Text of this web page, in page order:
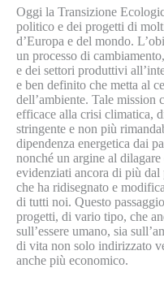
Oggi la Transizione
politico e dei progetti di
d’Europa e del mondo.
un processo di
e dei settori produttivi
e ben definito che metta al
dell’ambiente. Tale mission
efficace alla crisi climatica,
stringente e non più
dipendenza energetica dai
nonché un argine al
evidenziati ancora di più dal
che ha ridisegnato e
di tutti noi. Questo
progetti, di vario tipo, che
sull’essere umano, sia
di vita non solo indirizzato
anche più economico.